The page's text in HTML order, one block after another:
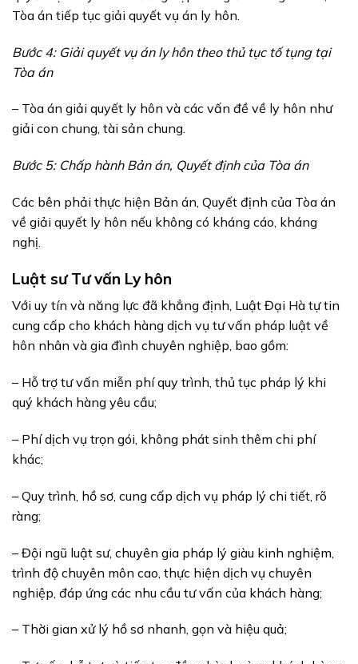
Tòa án tiếp tục giải quyết vụ án ly hôn.
Bước 4: Giải quyết vụ án ly hôn theo thủ tục tố tụng tại
Tòa án
– Tòa án giải quyết ly hôn và các vấn đề về ly hôn như
giải con chung, tài sản chung.
Bước 5: Chấp hành Bản án, Quyết định của Tòa án
Các bên phải thực hiện Bản án, Quyết định của Tòa án
về giải quyết ly hôn nếu không có kháng cáo, kháng
nghị.
Luật sư Tư vấn Ly hôn
Với uy tín và năng lực đã khẳng định, Luật Đại Hà tự tin
cung cấp cho khách hàng dịch vụ tư vấn pháp luật về
hôn nhân và gia đình chuyên nghiệp, bao gồm:
– Hỗ trợ tư vấn miễn phí quy trình, thủ tục pháp lý khi
quý khách hàng yêu cầu;
– Phí dịch vụ trọn gói, không phát sinh thêm chi phí
khác;
– Quy trình, hồ sơ, cung cấp dịch vụ pháp lý chi tiết, rõ
ràng;
– Đội ngũ luật sư, chuyên gia pháp lý giàu kinh nghiệm,
trình độ chuyên môn cao, thực hiện dịch vụ chuyên
nghiệp, đáp ứng các nhu cầu tư vấn của khách hàng;
– Thời gian xử lý hồ sơ nhanh, gọn và hiệu quả;